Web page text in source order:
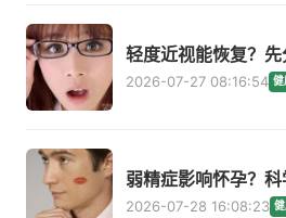
轻度近视能恢复？
2026-07-27 08:16:54 健
弱精症影响怀孕？
2026-07-28 16:08:23